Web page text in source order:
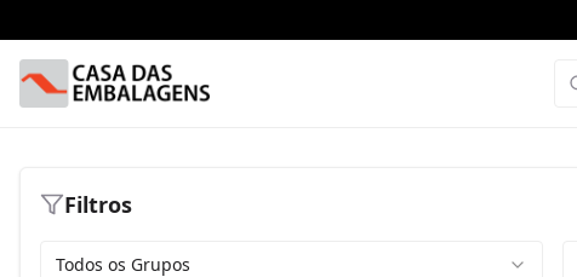
Filtros
Todos os Grupos